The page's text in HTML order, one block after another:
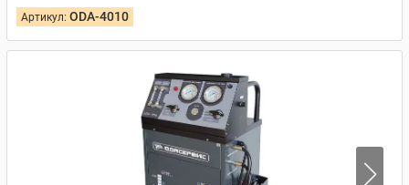
Артикул: ODA-4010